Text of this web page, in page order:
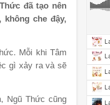
đã tạo nên
không che đậy,
Mỗi khi Tâm
gì xảy ra và sẽ
Ngũ Thức cũng